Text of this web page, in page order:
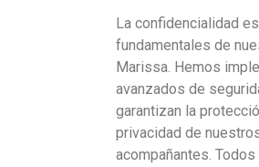
La confidencialidad
fundamentales de
Marissa. Hemos
avanzados de
garantizan la
privacidad de
acompañantes.